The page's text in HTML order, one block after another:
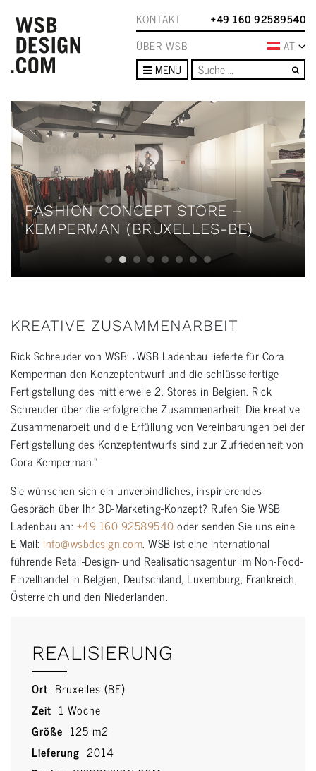
KONTAKT
+49 160 92589540
ÜBER WSB
AT
MENU
FASHION CONCEPT STORE –
KEMPERMAN (BRUXELLES-BE)
KREATIVE ZUSAMMENARBEIT
Rick Schreuder von WSB: „WSB Ladenbau lieferte für Cora
Kemperman den Konzeptentwurf und die schlüsselfertige
Fertigstellung des mittlerweile 2. Stores in Belgien. Rick
Schreuder über die erfolgreiche Zusammenarbeit: Die kreative
Zusammenarbeit und die Erfüllung von Vereinbarungen bei der
Fertigstellung des Konzeptentwurfs sind zur Zufriedenheit von
Cora Kemperman.“
Sie wünschen sich ein unverbindliches, inspirierendes
Gespräch über Ihr 3D-Marketing-Konzept? Rufen Sie WSB
Ladenbau an: +49 160 92589540oder senden Sie uns eine
E-Mail: info@wsbdesign.com. WSB ist eine international
führende Retail-Design- und Realisationsagentur im Non-Food-
Einzelhandel in Belgien, Deutschland, Luxemburg, Frankreich,
Österreich und den Niederlanden.
REALISIERUNG
Ort Bruxelles (BE)
Zeit 1 Woche
Größe 125 m2
Lieferung 2014